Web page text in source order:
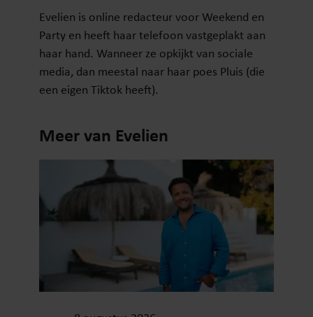
Evelien is online redacteur voor Weekend en
Party en heeft haar telefoon vastgeplakt aan
haar hand. Wanneer ze opkijkt van sociale
media, dan meestal naar haar poes Pluis (die
een eigen Tiktok heeft).
Meer van Evelien